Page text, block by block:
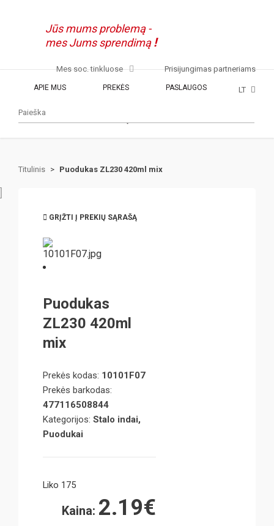
Jūs mums problemą -
mes Jums sprendimą!
Mes soc. tinkluose Prisijungimas partneriams
LT
APIE MUS PREKĖS PASLAUGOS
Titulinis > Puodukas ZL230 420ml mix
GRĮŽTI Į PREKIŲ SĄRAŠĄ
Puodukas
ZL230 420ml
mix
Prekės kodas: 10101F07
Prekės barkodas:
477116508844
Kategorijos: Stalo indai,
Puodukai
Liko 175
Kaina: 2.19€